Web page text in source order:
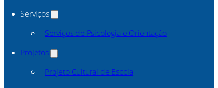
Serviços
Serviços de Psicologia e Orientação
Projetos
Projeto Cultural de Escola